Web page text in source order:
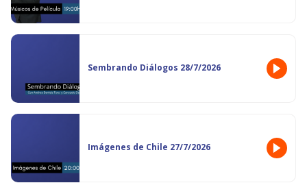
Sembrando Diálogos 28/7/2026
Imágenes de Chile 27/7/2026